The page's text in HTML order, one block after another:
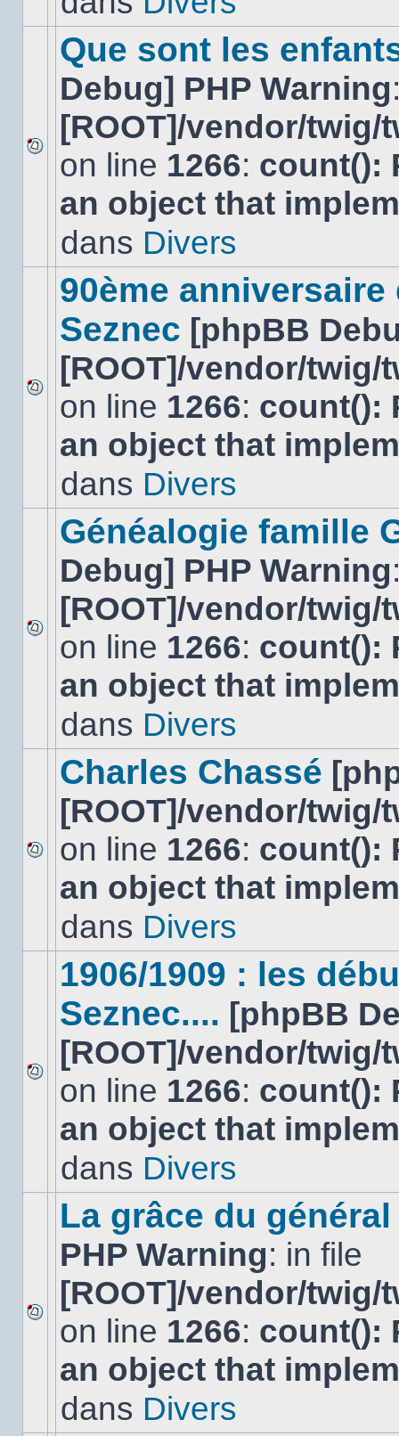
Aucun
nouveau
message
non-
dans
Que sont les
Debug] PHP Warning
[ROOT]/vendor/
on line 1266: count():
an object that
dans Divers
Aucun
nouveau
message
non-
dans
90ème
Seznec [phpBB
[ROOT]/vendor/
on line 1266: count():
an object that
dans Divers
Aucun
nouveau
message
non-
dans
Généalogie famille
Debug] PHP Warning
[ROOT]/vendor/
on line 1266: count():
an object that
dans Divers
Aucun
nouveau
message
Charles Chassé
[ROOT]/vendor/
on line 1266: count():
an object that
dans Divers
Aucun
nouveau
message
non-
dans
1906/1909 : les
Seznec.... [phpBB
[ROOT]/vendor/
on line 1266: count():
an object that
dans Divers
Aucun
nouveau
message
non-
dans
La grâce du
PHP Warning: in file
[ROOT]/vendor/
on line 1266: count():
an object that
dans Divers